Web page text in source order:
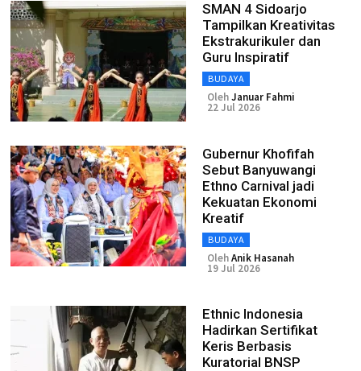
SMAN 4 Sidoarjo
Tampilkan Kreativitas
Ekstrakurikuler dan
Guru Inspiratif
BUDAYA
OlehJanuar Fahmi
22 Jul 2026
Gubernur Khofifah
Sebut Banyuwangi
Ethno Carnival jadi
Kekuatan Ekonomi
Kreatif
BUDAYA
OlehAnik Hasanah
19 Jul 2026
Ethnic Indonesia
Hadirkan Sertifikat
Keris Berbasis
Kuratorial BNSP